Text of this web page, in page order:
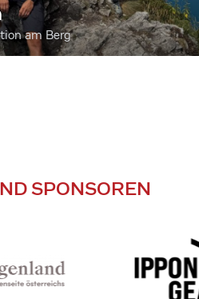
am Berg
SPONSOREN